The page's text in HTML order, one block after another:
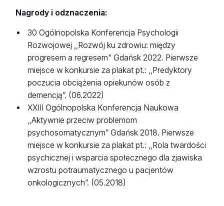
Nagrody i odznaczenia:
30 Ogólnopolska Konferencja Psychologii
Rozwojowej ,,Rozwój ku zdrowiu: między
progresem a regresem" Gdańsk 2022. Pierwsze
miejsce w konkursie za plakat pt.: ,,Predyktory
poczucia obciążenia opiekunów osób z
demencją”. (06.2022)
XXIII Ogólnopolska Konferencja Naukowa
,,Aktywnie przeciw problemom
psychosomatycznym” Gdańsk 2018. Pierwsze
miejsce w konkursie za plakat pt.: ,,Rola twardości
psychicznej i wsparcia społecznego dla zjawiska
wzrostu potraumatycznego u pacjentów
onkologicznych”. (05.2018)